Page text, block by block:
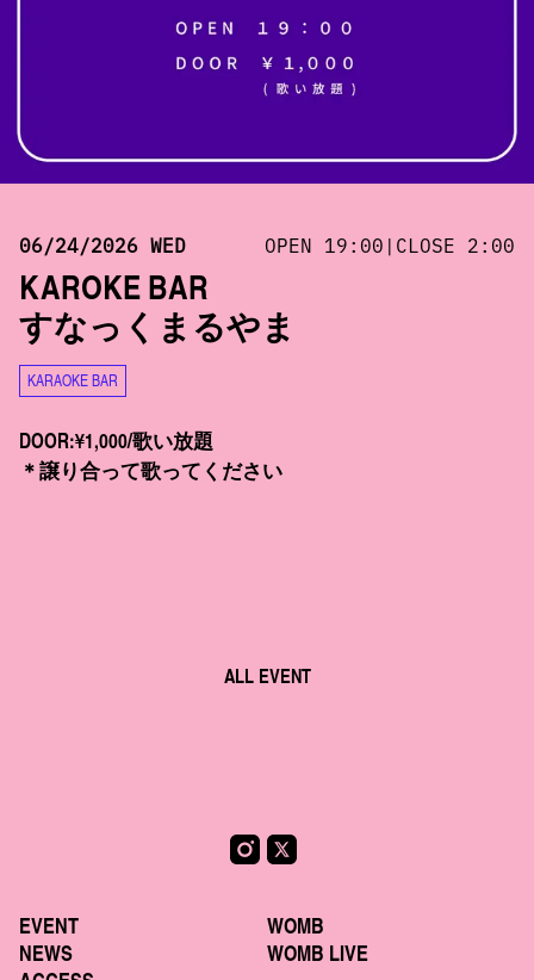
06/24/2026 WED OPEN 19:00|CLOSE 2:00
KAROKE BAR
すなっくまるやま
KARAOKE BAR
DOOR:¥1,000/歌い放題
＊譲り合って歌ってください
ALL EVENT
EVENT
NEWS
WOMB
WOMB LIVE